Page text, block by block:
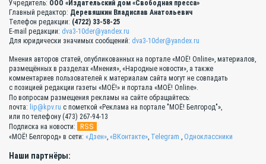
Учредитель: ООО «Издательский дом «Свободная пресса»
Главный редактор: Деревяшкин Владислав Анатольевич
Телефон редакции: (4722) 33-58-25
E-mail редакции: dva3-10der@yandex.ru
Для юридически значимых сообщений: dva3-10der@yandex.ru
Мнения авторов статей, опубликованных на портале «МОЁ! Online», материалов,
размещённых в разделах «Мнения», «Народные новости», а также
комментариев пользователей к материалам сайта могут не совпадать
с позицией редакции газеты «МОЁ!» и портала «МОЁ! Online».
По вопросам размещения рекламы на сайте обращайтесь:
почта: lip@kpv.ru с пометкой «Реклама на портале "МОЁ! Белгород"»,
или по телефону (473) 267-94-13
Подписка на новости:
RSS
«МОЁ! Белгород» в сети: «Дзен», «ВКонтакте», Telegram , Одноклассники
Наши партнёры: